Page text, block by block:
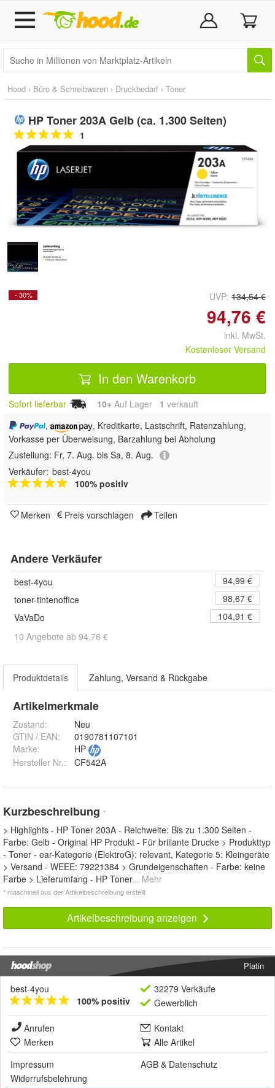
Hood › Büro & Schreibwaren › Druckbedarf › Toner
HP Toner 203A Gelb (ca. 1.300 Seiten)
1
Doppelt antippen zum
vergrößern
- 30% UVP: 134,54 €
94,76 €
inkl. MwSt.
Kostenloser Versand
In den Warenkorb
Sofort lieferbar 10+ Auf Lager 1 verkauft
,
, Kreditkarte, Lastschrift, Ratenzahlung,
Vorkasse per Überweisung, Barzahlung bei Abholung
Zustellung: Fr, 7. Aug. bis Sa, 8. Aug.
Verkäufer: best-4you
100% positiv
Merken Preis vorschlagen Teilen
Andere Verkäufer
best-4you
94,99 €
toner-tintenoffice
98,67 €
VaVaDo
104,91 €
10 Angebote ab 94,76 €
Produktdetails Zahlung, Versand & Rückgabe
Artikelmerkmale
Zustand:
Neu
GTIN / EAN:
0190781107101
Marke:
HP
Hersteller Nr.:
CF542A
Kurzbeschreibung *
> Highlights - HP Toner 203A - Reichweite: Bis zu 1.300 Seiten -
Farbe: Gelb - Original HP Produkt - Für brillante Drucke > Produkttyp
- Toner - ear-Kategorie (ElektroG): relevant, Kategorie 5: Kleingeräte
> Versand - WEEE: 79221384 > Grundeigenschaften - Farbe: keine
Farbe > Lieferumfang - HP Toner... Mehr
* maschinell aus der Artikelbeschreibung erstellt
Artikelbeschreibung anzeigen
Platin
best-4you
100% positiv
32279 Verkäufe
Gewerblich
Anrufen
Kontakt
Merken
Alle Artikel
Impressum
AGB & Datenschutz
Widerrufsbelehrung